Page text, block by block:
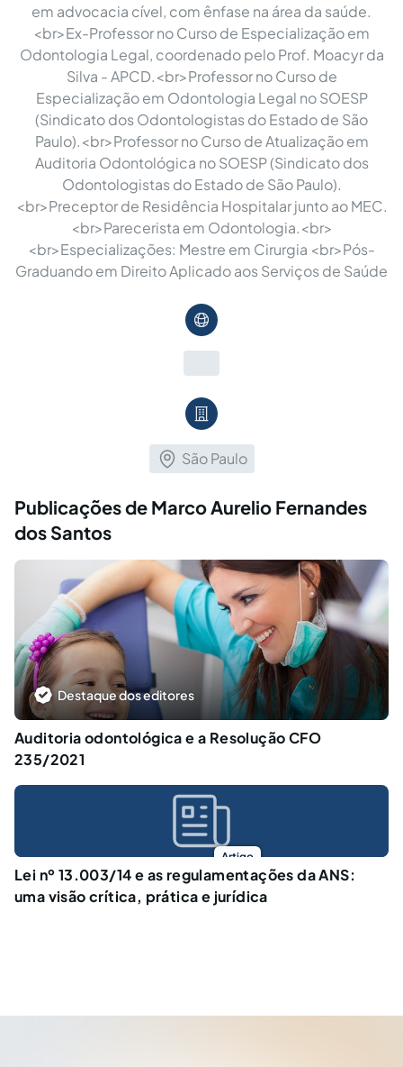
em advocacia cível, com ênfase na área da saúde.
<br>Ex-Professor no Curso de Especialização em
Odontologia Legal, coordenado pelo Prof. Moacyr da
Silva - APCD.<br>Professor no Curso de
Especialização em Odontologia Legal no SOESP
(Sindicato dos Odontologistas do Estado de São
Paulo).<br>Professor no Curso de Atualização em
Auditoria Odontológica no SOESP (Sindicato dos
Odontologistas do Estado de São Paulo).
<br>Preceptor de Residência Hospitalar junto ao MEC.
<br>Parecerista em Odontologia.<br>
<br>Especializações: Mestre em Cirurgia <br>Pós-
Graduando em Direito Aplicado aos Serviços de Saúde
São Paulo
Publicações de Marco Aurelio Fernandes
dos Santos
Destaque dos editores
Auditoria odontológica e a Resolução CFO
235/2021
Artigo
Lei nº 13.003/14 e as regulamentações da ANS:
uma visão crítica, prática e jurídica